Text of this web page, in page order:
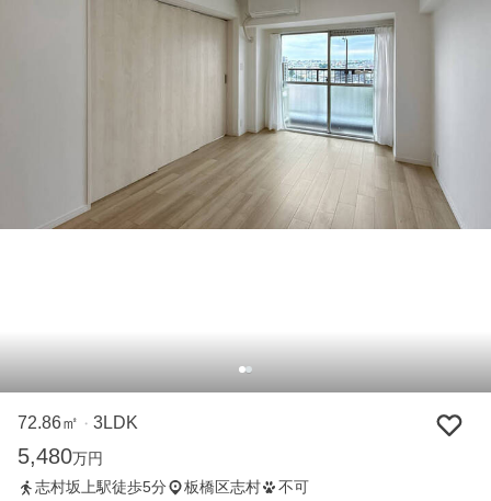
72.86㎡ ・ 3LDK
5,480万円
志村坂上駅徒歩5分
板橋区志村 不可